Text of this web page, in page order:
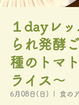
１dayレ
られ発酵
種のトマ
ライス〜
6月08日(日) 食の